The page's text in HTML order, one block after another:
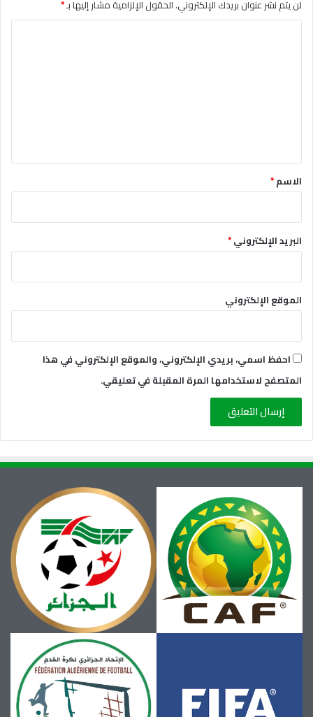
لن يتم نشر عنوان بريدك الإلكتروني.الحقول الإلزامية مشار إليها بـ*
*الاسم*
البريد الإلكتروني*
الموقع الإلكتروني
احفظ اسمي، بريدي الإلكتروني، والموقع الإلكتروني في هذا
المتصفح لاستخدامها المرة المقبلة في تعليقي.